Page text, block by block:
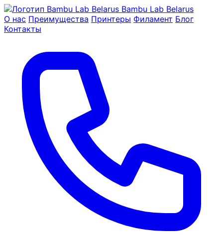
Bambu Lab Belarus
О нас Преимущества Принтеры Филамент Блог
Контакты